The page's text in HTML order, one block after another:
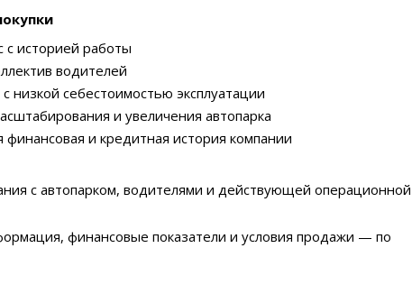
историей работы
водителей
низкой себестоимостью эксплуатации
и увеличения автопарка
и кредитная история компании
с автопарком, водителями и действующей операционной
финансовые показатели и условия продажи — по